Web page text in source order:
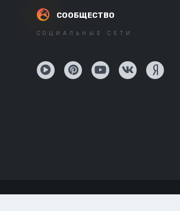
СООБЩЕСТВО
СОЦИАЛЬНЫЕ СЕТИ